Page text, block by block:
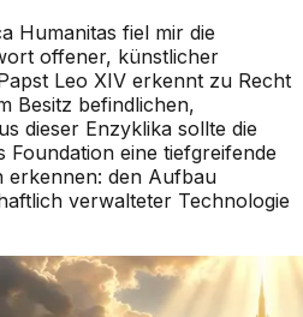
Humanitas fiel mir die
offener, künstlicher
Leo XIV erkennt zu Recht
Besitz befindlichen,
dieser Enzyklika sollte die
Foundation eine tiefgreifende
erkennen: den Aufbau
verwalteter Technologie